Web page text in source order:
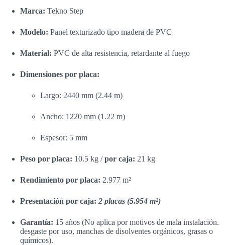
Marca: Tekno Step
Modelo: Panel texturizado tipo madera de PVC
Material: PVC de alta resistencia, retardante al fuego
Dimensiones por placa:
Largo: 2440 mm (2.44 m)
Ancho: 1220 mm (1.22 m)
Espesor: 5 mm
Peso por placa: 10.5 kg /por caja: 21 kg
Rendimiento por placa: 2.977 m²
Presentación por caja: 2 placas (5.954 m²)
Garantía: 15 años (No aplica por motivos de mala instalación.
desgaste por uso, manchas de disolventes orgánicos, grasas o
químicos).